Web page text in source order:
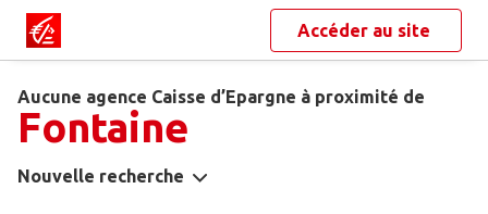
Accéder au site
Aucune agence Caisse d’Epargne à proximité de
Fontaine
Nouvelle recherche